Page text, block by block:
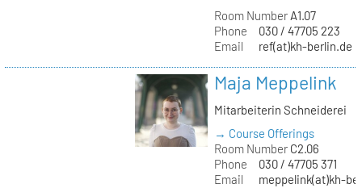
Room NumberA1.07
Phone
030 / 47705 223
Email
ref(at)kh-berlin.de
Maja Meppelink
Mitarbeiterin Schneiderei
→ Course Offerings
Room NumberC2.06
Phone
030 / 47705 371
Email
meppelink(at)kh-